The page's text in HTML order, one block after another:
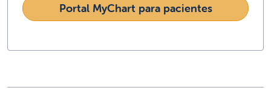
Portal MyChart para pacientes